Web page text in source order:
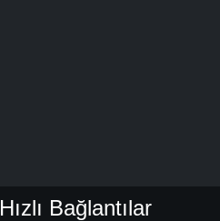
Hızlı Bağlantılar